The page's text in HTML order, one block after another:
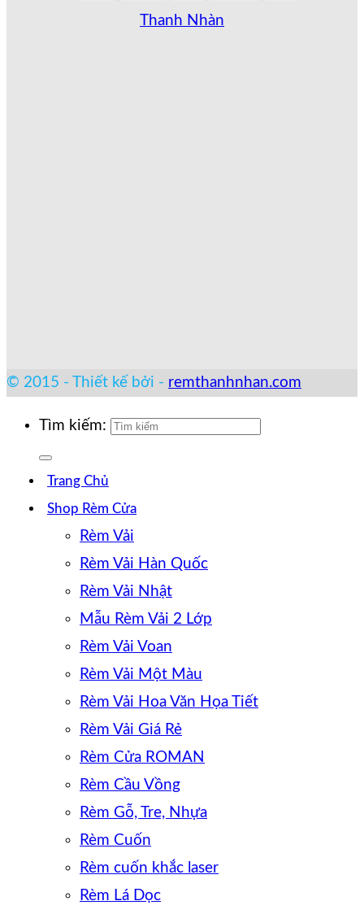
© 2015 - Thiết kế bởi - remthanhnhan.com
Tìm kiếm:
Trang Chủ
Shop Rèm Cửa
Rèm Vải
Rèm Vải Hàn Quốc
Rèm Vải Nhật
Mẫu Rèm Vải 2 Lớp
Rèm Vải Voan
Rèm Vải Một Màu
Rèm Vải Hoa Văn Họa Tiết
Rèm Vải Giá Rẻ
Rèm Cửa ROMAN
Rèm Cầu Vồng
Rèm Gỗ, Tre, Nhựa
Rèm Cuốn
Rèm cuốn khắc laser
Rèm Lá Dọc